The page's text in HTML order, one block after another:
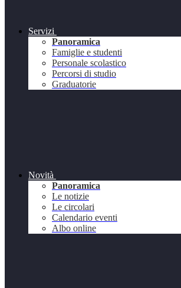
Servizi
Panoramica
Famiglie e studenti
Personale scolastico
Percorsi di studio
Graduatorie
Novità
Panoramica
Le notizie
Le circolari
Calendario eventi
Albo online